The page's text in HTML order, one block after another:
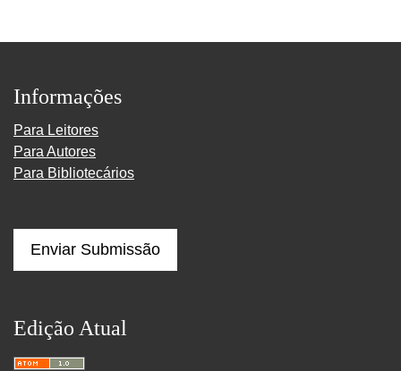
Informações
Para Leitores
Para Autores
Para Bibliotecários
Enviar Submissão
Edição Atual